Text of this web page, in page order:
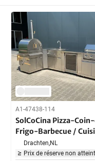
A1-47438-114
SolCoCina Pizza-
Frigo-Barbecue /
extérieure
Drachten,NL
Prix de réserve non atteint